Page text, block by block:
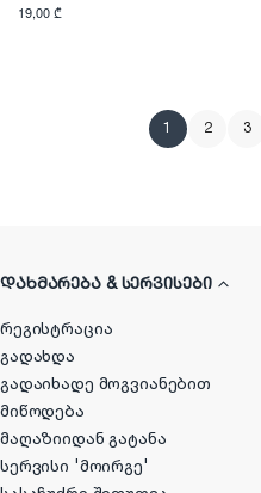
19,00 ₾
1 2 3
ᲓᲐᲮᲛᲐᲠᲔᲑᲐ & ᲡᲔᲠᲕᲘᲡᲔᲑᲘ
რეგისტრაცია
გადახდა
გადაიხადე მოგვიანებით
მიწოდება
მაღაზიიდან გატანა
სერვისი 'მოირგე'